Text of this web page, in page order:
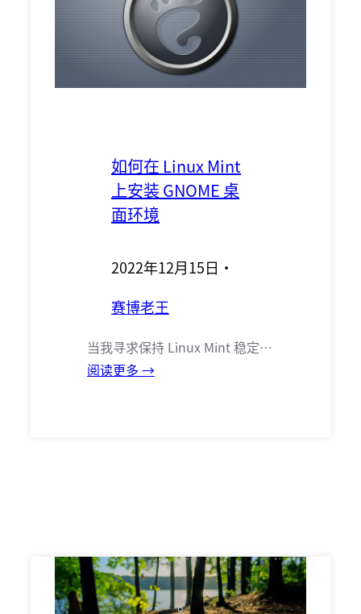
如何在 Linux Mint
上安装 GNOME 桌
面环境
2022年12月15日 ·
赛博老王
当我寻求保持 Linux Mint 稳定…
阅读更多 →